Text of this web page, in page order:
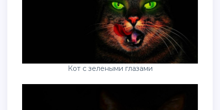
Кот с зелеными глазами